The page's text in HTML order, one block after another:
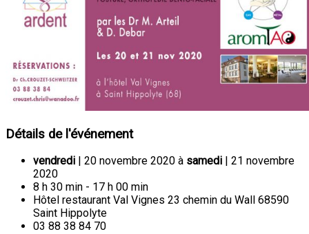
Détails de l'événement
vendredi | 20 novembre 2020 à samedi | 21 novembre
2020
8 h 30 min - 17 h 00 min
Hôtel restaurant Val Vignes 23 chemin du Wall 68590
Saint Hippolyte
03 88 38 84 70